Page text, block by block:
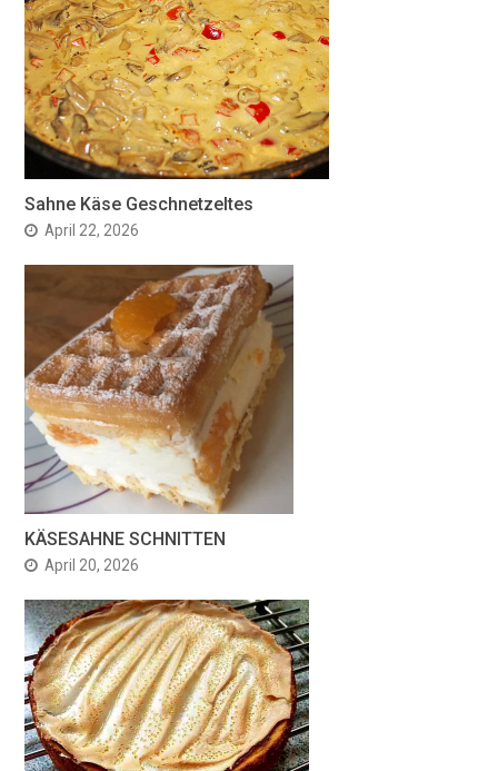
Sahne Käse Geschnetzeltes
April 22, 2026
KÄSESAHNE SCHNITTEN
April 20, 2026